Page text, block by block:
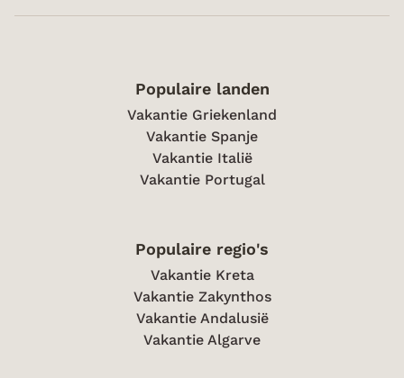
Populaire landen
Vakantie Griekenland
Vakantie Spanje
Vakantie Italië
Vakantie Portugal
Populaire regio's
Vakantie Kreta
Vakantie Zakynthos
Vakantie Andalusië
Vakantie Algarve